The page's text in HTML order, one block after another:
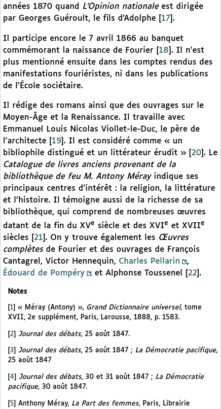
années 1870 quand L’Opinion nationale est dirigée
par Georges Guéroult, le fils d’Adolphe
17 .
Il participe encore le 7 avril 1866 au banquet
commémorant la naissance de Fourier
18 . Il n’est
plus mentionné ensuite dans les comptes rendus des
manifestations fouriéristes, ni dans les publications
de l’École sociétaire.
Il rédige des romans ainsi que des ouvrages sur le
Moyen-Âge et la Renaissance. Il travaille avec
Emmanuel Louis Nicolas Viollet-le-Duc, le père de
l’architecte
19 . Il est considéré comme « un
bibliophile distingué et un littérateur érudit »
20 . Le
Catalogue de livres anciens provenant de la
bibliothèque de feu M. Antony Méray indique ses
principaux centres d’intérêt : la religion, la littérature
et l’histoire. Il témoigne aussi de la richesse de sa
bibliothèque, qui comprend de nombreuses œuvres
datant de la fin du XVe siècle et des XVIe et XVIIe
siècles 21 . On y trouve également les Œuvres
complètesde Fourier et des ouvrages de François
Cantagrel, Victor Hennequin, Charles Pellarin
,
Édouard de Pompéry
et Alphonse Toussenel 22 .
Notes
1 « Méray (Antony) », Grand Dictionnaire universel, tome
XVII, 2e supplément, Paris, Larousse, 1888, p. 1583.
[2] Journal des débats, 25 août 1847.
3 Journal des débats, 25 août 1847 ; La Démocratie pacifique,
25 août 1847
4 Journal des débats, 30 et 31 août 1847 ; La Démocratie
pacifique, 30 août 1847.
[5] Anthony Méray, La Part des femmes, Paris, Librairie